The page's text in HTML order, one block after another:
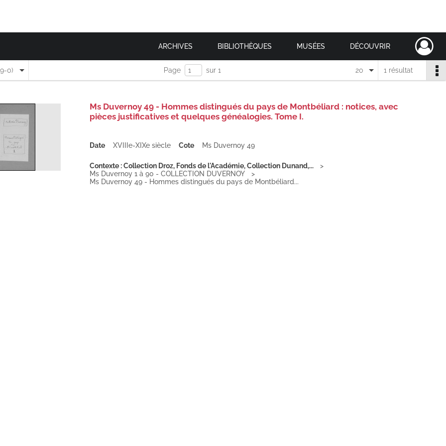
ARCHIVES BIBLIOTHÈQUES MUSÉES DÉCOUVRIR
0) Page sur 1 1 résultat
20
Ms Duvernoy 49 - Hommes distingués du pays de Montbéliard : notices, avec
pièces justificatives et quelques généalogies. Tome I.
Date XVIIIe-XIXe siècle Cote Ms Duvernoy 49
Contexte : Collection Droz, Fonds de l'Académie, Collection Dunand,...
Ms Duvernoy 1 à 90 - COLLECTION DUVERNOY
Ms Duvernoy 49 - Hommes distingués du pays de Montbéliard...